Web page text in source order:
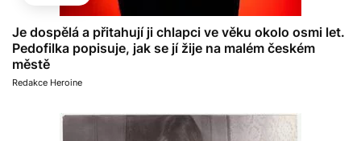
Je dospělá a přitahují ji chlapci ve věku okolo osmi let.
Pedofilka popisuje, jak se jí žije na malém českém
městě
Redakce Heroine